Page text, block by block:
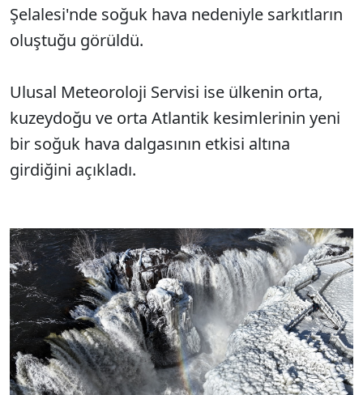
Şelalesi'nde soğuk hava nedeniyle sarkıtların
oluştuğu görüldü.
Ulusal Meteoroloji Servisi ise ülkenin orta,
kuzeydoğu ve orta Atlantik kesimlerinin yeni
bir soğuk hava dalgasının etkisi altına
girdiğini açıkladı.